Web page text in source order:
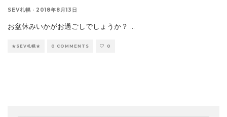
SEV札幌 · 2018年8月13日
お盆休みいかがお過ごしでしょうか？
★SEV札幌★ 0 COMMENTS 0